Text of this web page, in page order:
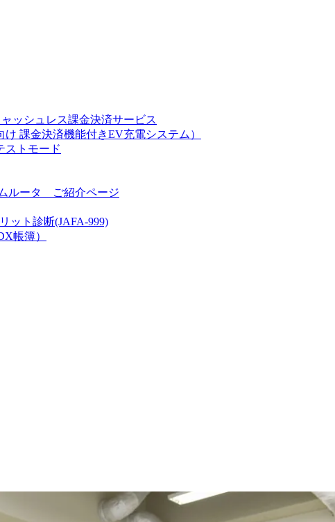
ッシュレス課金決済サービス
課金決済機能付きEV充電システム）
トモード
ルータ ご紹介ページ
ット診断(JAFA-999)
帳簿）